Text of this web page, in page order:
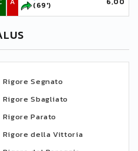
(69')
Rigore Segnato
Rigore Sbagliato
Rigore Parato
Rigore della Vittoria